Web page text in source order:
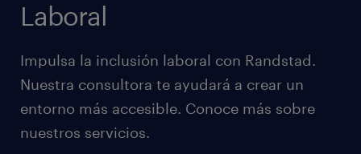
Laboral
Impulsa la inclusión laboral con Randstad.
Nuestra consultora te ayudará a crear un
entorno más accesible. Conoce más sobre
nuestros servicios.